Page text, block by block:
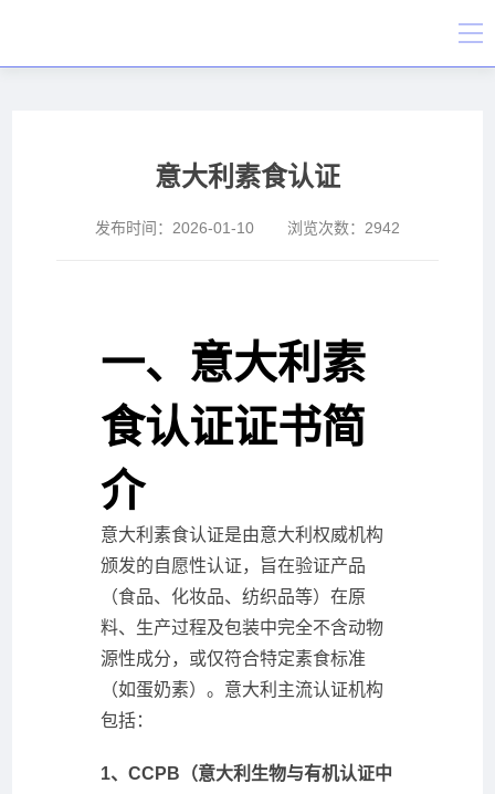
意大利素食认证
发布时间： 2026-01-10 浏览次数： 2942
一、意大利素
食认证证书简
介
意大利素食认证是由意大利权威机构
颁发的自愿性认证，旨在验证产品
（食品、化妆品、纺织品等）在原
料、生产过程及包装中完全不含动物
源性成分，或仅符合特定素食标准
（如蛋奶素）。意大利主流认证机构
包括：
1、CCPB（意大利生物与有机认证中